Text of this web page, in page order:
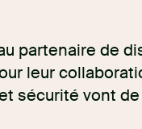
partenaire de
leur
sécurité vont de